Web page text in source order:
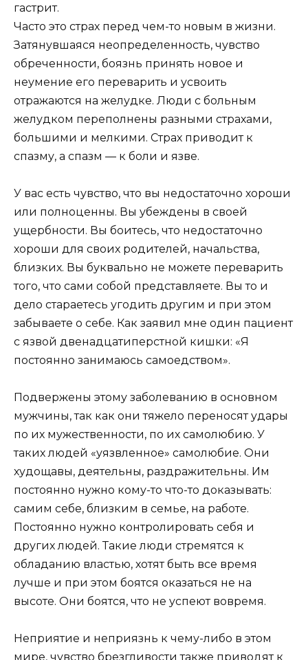
гастрит.
Часто это страх перед чем-то новым в жизни.
Затянувшаяся неопределенность, чувство
обреченности, боязнь принять новое и
неумение его переварить и усвоить
отражаются на желудке. Люди с больным
желудком переполнены разными страхами,
большими и мелкими. Страх приводит к
спазму, а спазм — к боли и язве.
У вас есть чувство, что вы недостаточно хороши
или полноценны. Вы убеждены в своей
ущербности. Вы боитесь, что недостаточно
хороши для своих родителей, начальства,
близких. Вы буквально не можете переварить
того, что сами собой представляете. Вы то и
дело стараетесь угодить другим и при этом
забываете о себе. Как заявил мне один пациент
с язвой двенадцатиперстной кишки: «Я
постоянно занимаюсь самоедством».
Подвержены этому заболеванию в основном
мужчины, так как они тяжело переносят удары
по их мужественности, по их самолюбию. У
таких людей «уязвленное» самолюбие. Они
худощавы, деятельны, раздражительны. Им
постоянно нужно кому-то что-то доказывать:
самим себе, близким в семье, на работе.
Постоянно нужно контролировать себя и
других людей. Такие люди стремятся к
обладанию властью, хотят быть все время
лучше и при этом боятся оказаться не на
высоте. Они боятся, что не успеют вовремя.
Неприятие и неприязнь к чему-либо в этом
мире, чувство брезгливости также приводят к